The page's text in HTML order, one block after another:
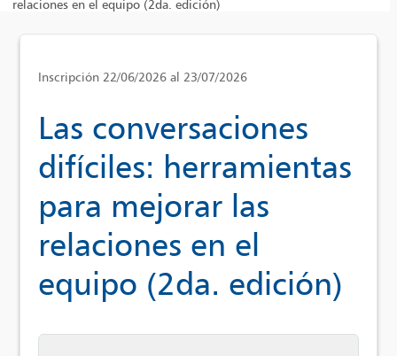
relaciones en el equipo (2da. edición)
Inscripción 22/06/2026 al 23/07/2026
Las conversaciones
difíciles: herramientas
para mejorar las
relaciones en el
equipo (2da. edición)